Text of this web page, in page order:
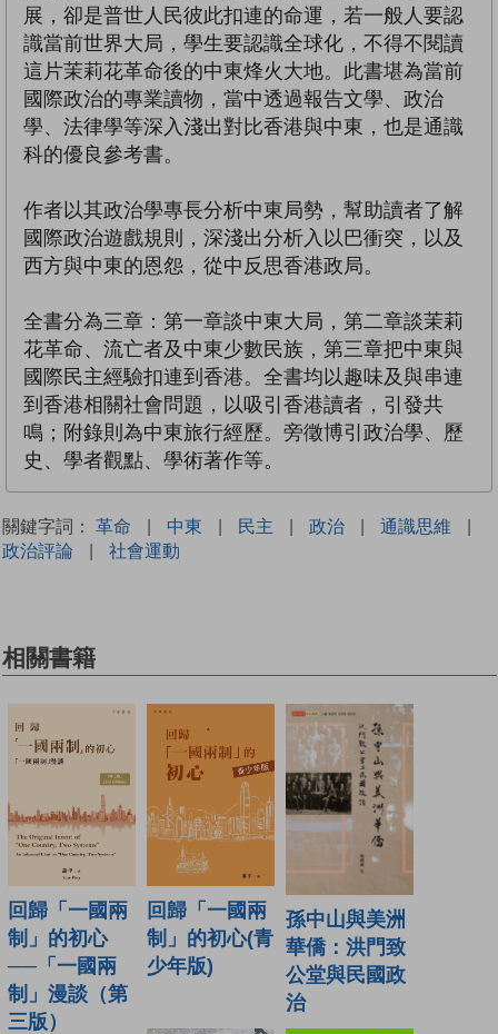
展，卻是普世人民彼此扣連的命運，若一般人要認
識當前世界大局，學生要認識全球化，不得不閱讀
這片茉莉花革命後的中東烽火大地。此書堪為當前
國際政治的專業讀物，當中透過報告文學、政治
學、法律學等深入淺出對比香港與中東，也是通識
科的優良參考書。
作者以其政治學專長分析中東局勢，幫助讀者了解
國際政治遊戲規則，深淺出分析入以巴衝突，以及
西方與中東的恩怨，從中反思香港政局。
全書分為三章：第一章談中東大局，第二章談茉莉
花革命、流亡者及中東少數民族，第三章把中東與
國際民主經驗扣連到香港。全書均以趣味及與串連
到香港相關社會問題，以吸引香港讀者，引發共
鳴；附錄則為中東旅行經歷。旁徵博引政治學、歷
史、學者觀點、學術著作等。
關鍵字詞： 革命 | 中東 | 民主 | 政治 | 通識思維
|
政治評論
| 社會運動
相關書籍
回歸「一國兩
制」的初心
──「一國兩
制」漫談（第
三版）
回歸「一國兩
制」的初心(青
少年版)
孫中山與美洲
華僑：洪門致
公堂與民國政
治